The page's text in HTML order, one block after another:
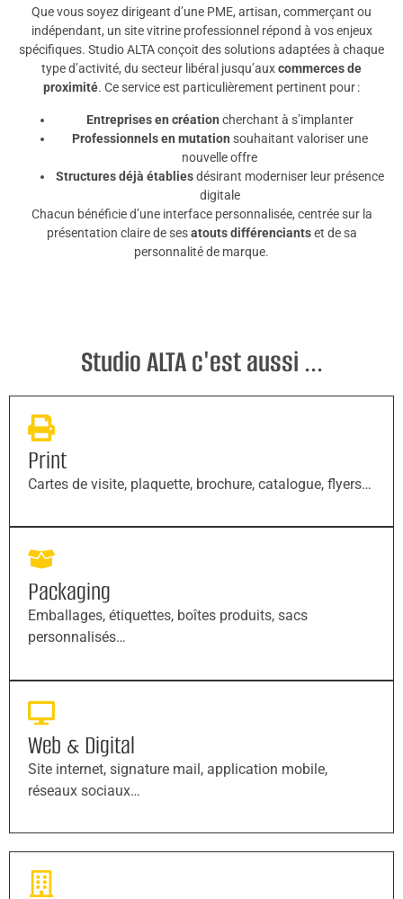
Que vous soyez dirigeant d’une PME, artisan, commerçant ou
indépendant, un site vitrine professionnel répond à vos enjeux
spécifiques. Studio ALTA conçoit des solutions adaptées à chaque
type d’activité, du secteur libéral jusqu’auxcommerces de
proximité. Ce service est particulièrement pertinent pour :
Entreprises en création cherchant à s’implanter
Professionnels en mutation souhaitant valoriser une
nouvelle offre
Structures déjà établiesdésirant moderniser leur présence
digitale
Chacun bénéficie d’une interface personnalisée, centrée sur la
présentation claire de sesatouts différenciantset de sa
personnalité de marque.
Studio ALTA c'est aussi ...
Print
Cartes de visite, plaquette, brochure, catalogue, flyers…
Packaging
Emballages, étiquettes, boîtes produits, sacs
personnalisés…
Web & Digital
Site internet, signature mail, application mobile,
réseaux sociaux…